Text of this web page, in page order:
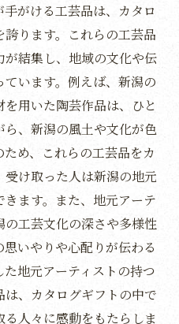
タログギフトで贈る体
えるギフト
の魅力
るアイテム
なる価格と価値
ケを作る贈り物
の可能性
がける工芸品は、カタロ
ります。これらの工芸品
結集し、地域の文化や伝
います。例えば、新潟の
用いた陶芸作品は、ひと
、新潟の風土や文化が色
め、これらの工芸品をカ
け取った人は新潟の地元
ます。また、地元アーテ
の工芸文化の深さや多様性
いやりや心配りが伝わる
地元アーティストの持つ
、カタログギフトの中で
人々に感動をもたらしま